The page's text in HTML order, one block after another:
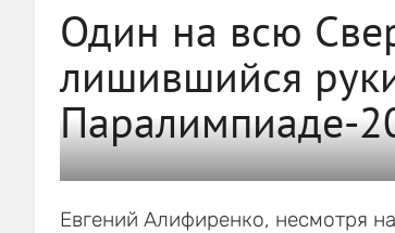
Один на всю
лишившийся
Паралимпиаде-
Евгений Алифиренко, несмотря